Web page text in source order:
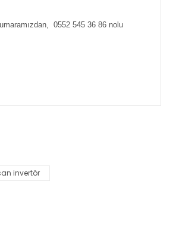
0552 545 36 86 nolu
invertör